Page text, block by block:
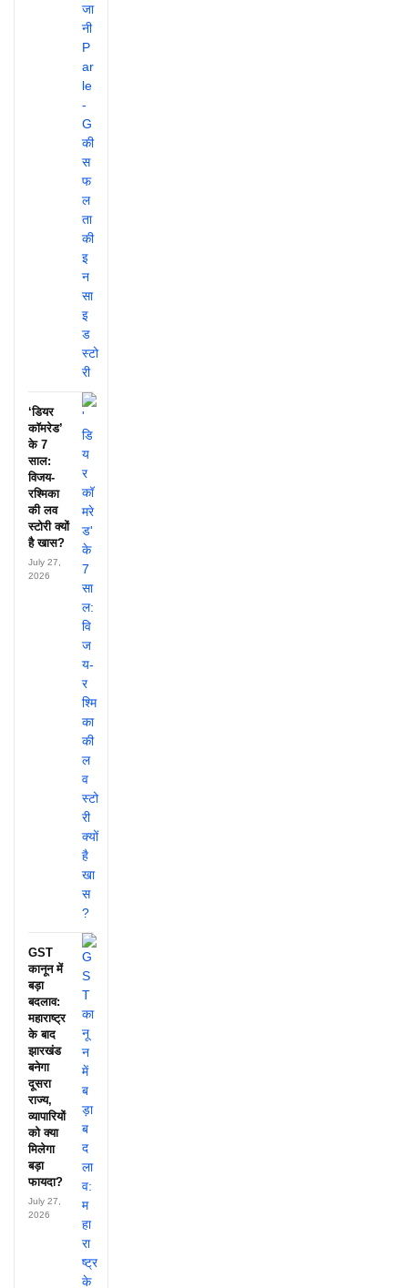
‘डियर
कॉमरेड’
के 7
साल:
विजय-
रश्मिका
की लव
स्टोरी क्यों
है खास?
July 27,
2026
GST
कानून में
बड़ा
बदलाव:
महाराष्ट्र
के बाद
झारखंड
बनेगा
दूसरा
राज्य,
व्यापारियों
को क्या
मिलेगा
बड़ा
फायदा?
July 27,
2026